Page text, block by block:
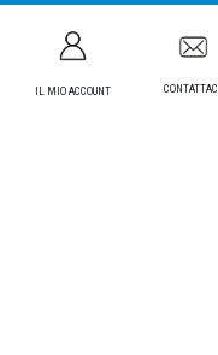
IL MIO ACCOUNT CONTATTACI